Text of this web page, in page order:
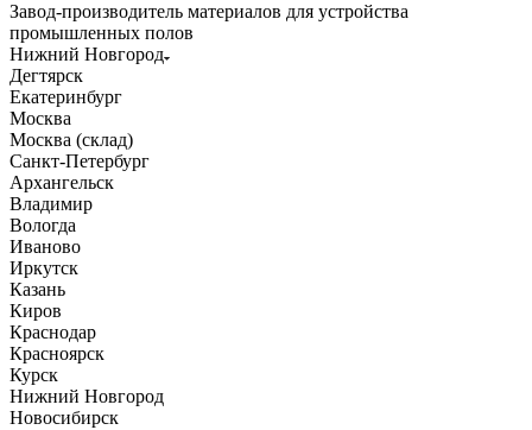
Завод-производитель материалов для устройства
промышленных полов
Нижний Новгород
Дегтярск
Екатеринбург
Москва
Москва (склад)
Санкт-Петербург
Архангельск
Владимир
Вологда
Иваново
Иркутск
Казань
Киров
Краснодар
Красноярск
Курск
Нижний Новгород
Новосибирск